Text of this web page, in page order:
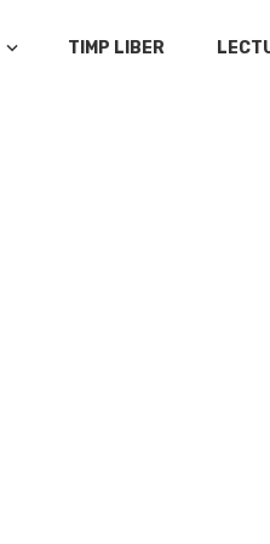
TIMP LIBER